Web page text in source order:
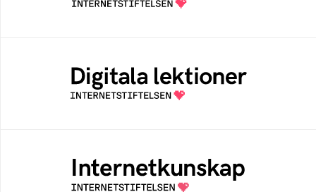
Öppen digital lärresurs med färdiga lektioner
för alla stadier i grundskolan
Samlad kunskap som hjälper dig att bli en
säker och medveten internetanvändare